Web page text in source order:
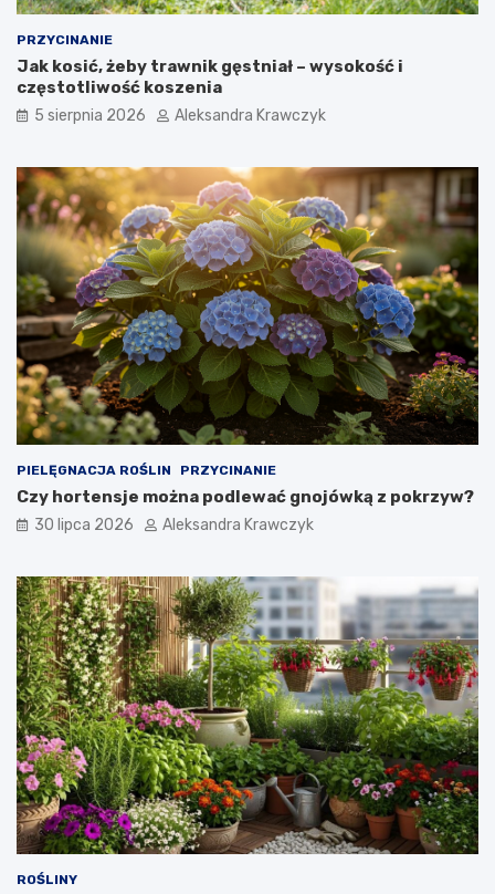
w
e
w
b
i
ż
u
L
a
s
V
e
g
a
s
z
y
l
a
a
–
c
z
y
m
j
e
s
t
i
j
a
k
e
m
a
s
t
o
s
o
w
a
n
i
e
?
PRZYCINANIE
Jak kosić, żeby trawnik gęstniał – wysokość i
częstotliwość koszenia
5 sierpnia 2026 Aleksandra Krawczyk
PIELĘGNACJA ROŚLIN PRZYCINANIE
Czy hortensje można podlewać gnojówką z pokrzyw?
30 lipca 2026 Aleksandra Krawczyk
ROŚLINY